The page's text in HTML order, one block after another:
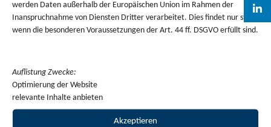
werden Daten außerhalb der Europäischen Union im Rahmen der
Inanspruchnahme von Diensten Dritter verarbeitet. Dies findet nur statt,
wenn die besonderen Voraussetzungen der Art. 44 ff. DSGVO erfüllt sind.
Auflistung Zwecke:
Optimierung der Website
relevante Inhalte anbieten
Akzeptieren
Service